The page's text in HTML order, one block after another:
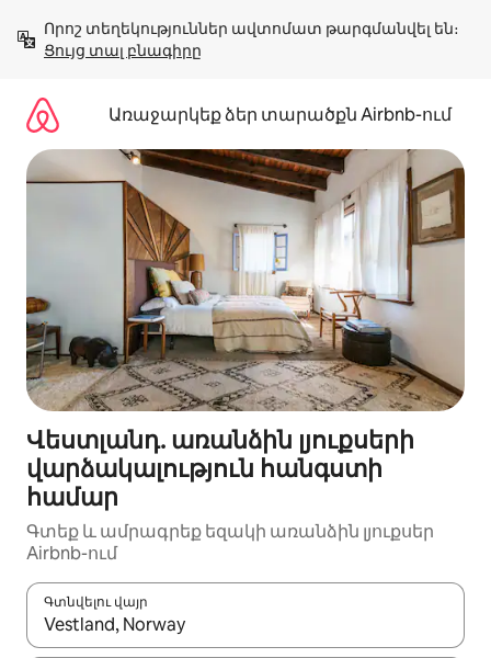
բովանդակությանը
Ցույց տալ բնագիրը
Առաջարկեք ձեր տարածքն Airbnb-ում
Վեստլանդ. առանձին լյուքսերի
վարձակալություն հանգստի
համար
Գտեք և ամրագրեք եզակի առանձին լյուքսեր
Airbnb-ում
Գտնվելու վայր
Երբ արդյունքները հասանելի լինեն, սլաքների